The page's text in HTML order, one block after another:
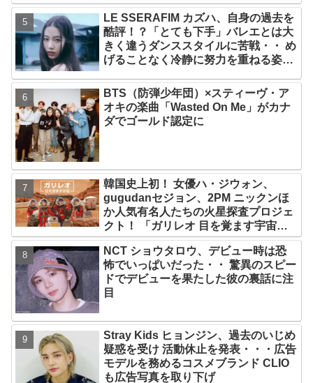
ZEROBASEONEら人気グループが
続々と誕生！ JO1やINI、ME:Iを生ん
だ日プまで一挙紹介
LE SSERAFIM カズハ、自身の過去を
酷評！？「とても下手」バレエとは大
きく違うダンススタイルに苦戦・・ め
げることなく冷静に努力を重ねる姿に
BTS（防弾少年団）×スティーヴ・ア
オキの楽曲「Wasted On Me」がカナ
ダでゴールド認定に
韓国史上初！ 女優ハ・ジウォン、
gugudanセジョン、2PM ニックンほ
か人気有名人たちの火星探査プロジェ
クト！ 「ガリレオ 目を覚ます宇宙」
10月10日（水）日本初放送決定
NCT ショウタロウ、デビュー時は恐
怖でいっぱいだった・・ 驚異のスピー
ドでデビューを果たした彼の裏話に注
目
Stray Kids ヒョンジン、過去のいじめ
疑惑を受け 活動休止を発表・・・広告
モデルを務めるコスメブランド CLIO
も広告写真を取り下げ